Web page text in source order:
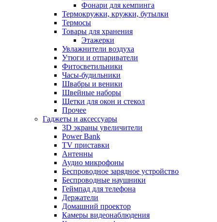
Фонари для кемпинга
Термокружки, кружки, бутылки
Термосы
Товары для хранения
Этажерки
Увлажнители воздуха
Утюги и отпариватели
Фитосветильники
Часы-будильники
Швабры и веники
Швейные наборы
Щетки для окон и стекол
Прочее
Гаджеты и аксессуары
3D экраны увеличители
Power Bank
TV приставки
Антенны
Аудио микрофоны
Беспроводное зарядное устройство
Беспроводные наушники
Геймпад для телефона
Держатели
Домашний проектор
Камеры видеонаблюдения